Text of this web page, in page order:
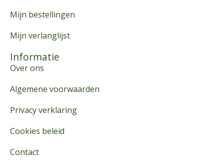
Mijn bestellingen
Mijn verlanglijst
Informatie
Over ons
Algemene voorwaarden
Privacy verklaring
Cookies beleid
Contact